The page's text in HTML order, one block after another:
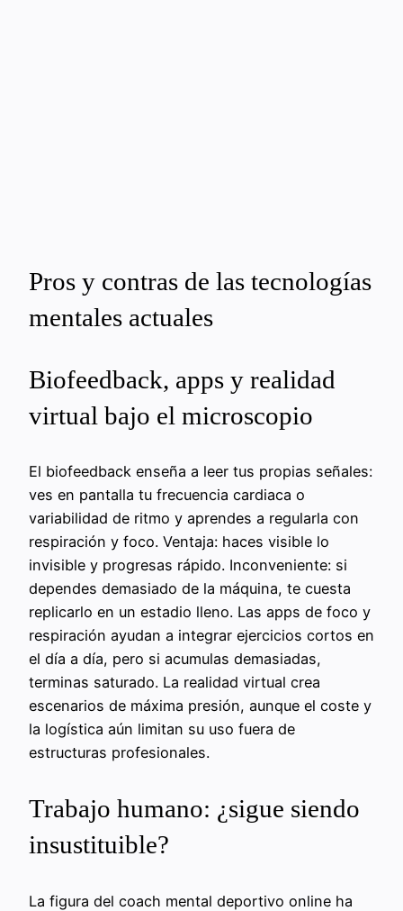
Pros y contras de las tecnologías
mentales actuales
Biofeedback, apps y realidad
virtual bajo el microscopio
El biofeedback enseña a leer tus propias señales:
ves en pantalla tu frecuencia cardiaca o
variabilidad de ritmo y aprendes a regularla con
respiración y foco. Ventaja: haces visible lo
invisible y progresas rápido. Inconveniente: si
dependes demasiado de la máquina, te cuesta
replicarlo en un estadio lleno. Las apps de foco y
respiración ayudan a integrar ejercicios cortos en
el día a día, pero si acumulas demasiadas,
terminas saturado. La realidad virtual crea
escenarios de máxima presión, aunque el coste y
la logística aún limitan su uso fuera de
estructuras profesionales.
Trabajo humano: ¿sigue siendo
insustituible?
La figura del coach mental deportivo online ha